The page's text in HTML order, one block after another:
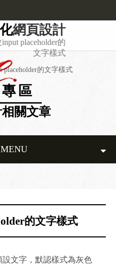
網頁設計
placeholder的
文字樣式
placeholder的文字樣式
區
關文章
的文字樣式
設文字，默認樣式為灰色